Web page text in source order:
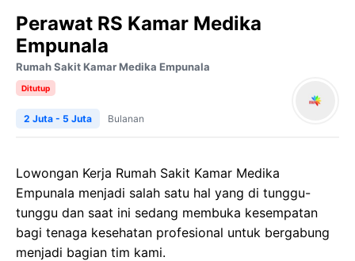
Perawat RS Kamar Medika
Empunala
Rumah Sakit Kamar Medika Empunala
Ditutup
2 Juta - 5 Juta Bulanan
Lowongan Kerja Rumah Sakit Kamar Medika
Empunala menjadi salah satu hal yang di tunggu-
tunggu dan saat ini sedang membuka kesempatan
bagi tenaga kesehatan profesional untuk bergabung
menjadi bagian tim kami.